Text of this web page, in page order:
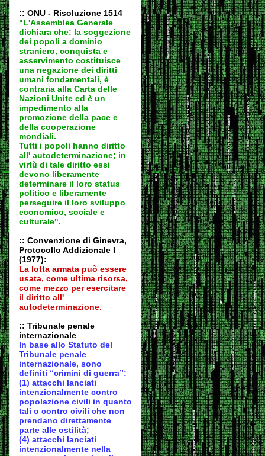
:: ONU - Risoluzione 1514
"L'Assemblea Generale
dichiara che: la soggezione
dei popoli a dominio
straniero, conquista e
asservimento costituisce
una negazione dei diritti
umani fondamentali, è
contraria alla Carta delle
Nazioni Unite ed è un
impedimento alla
promozione della pace e
della cooperazione
mondiali.
Tutti i popoli hanno diritto
all' autodeterminazione; in
virtù di tale diritto essi
devono liberamente
determinare il loro status
politico e liberamente
perseguire il loro sviluppo
economico, sociale e
culturale".
:: Convenzione di Ginevra,
Protocollo Addizionale I
(1977):
La lotta armata può essere
usata, come ultima risorsa,
come mezzo per esercitare
il diritto all'
autodeterminazione.
:: Tribunale penale
internazionale
In base allo Statuto del
Tribunale penale
internazionale, sono
definiti “crimini di guerra”:
(1) attacchi lanciati
intenzionalmente contro
popolazione civili in quanto
tali o contro civili che non
prendano direttamente
parte alle ostilità;
(4) attacchi lanciati
intenzionalmente nella